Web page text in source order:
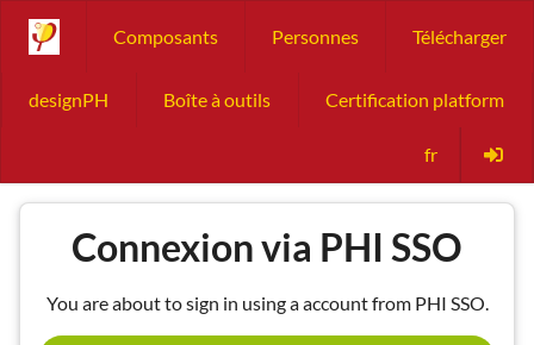
Composants Personnes Télécharger
designPH Boîte à outils Certification platform
fr
Connexion via PHI SSO
You are about to sign in using a account from PHI SSO.